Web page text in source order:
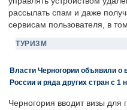
рассылать спам и даже
сервисам пользователя, в
ТУРИЗМ
Власти Черногории объявили о
России и ряда других стран с 1
Черногория вводит визы для